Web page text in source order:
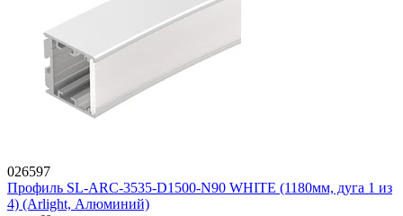
026597
Профиль SL-ARC-3535-D1500-N90 WHITE (1180мм, дуга 1 из
4) (Arlight, Алюминий)